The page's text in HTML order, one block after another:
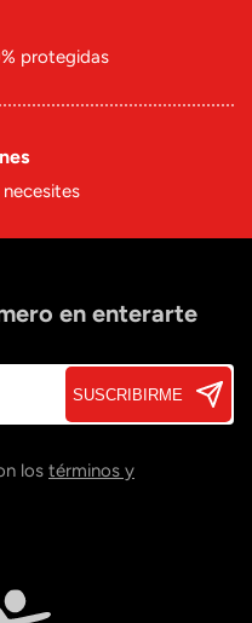
protegidas
en enterarte
SUSCRIBIRME
los términos y